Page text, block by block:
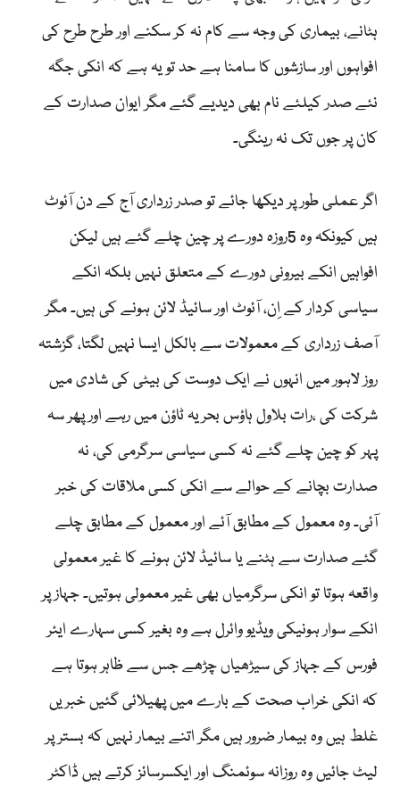
ہٹانے، بیماری کی وجہ سے کام نہ کر سکنے اور طرح طرح کی
افواہوں اور سازشوں کا سامنا ہے حد تو یہ ہے کہ انکی جگہ
نئے صدر کیلئے نام بھی دیدیے گئے مگر ایوان صدارت کے
کان پر جوں تک نہ رینگی۔
اگر عملی طور پر دیکھا جائے تو صدر زرداری آج کے دن آئوٹ
ہیں کیونکہ وہ 5روزہ دورے پر چین چلے گئے ہیں لیکن
افواہیں انکے بیرونی دورے کے متعلق نہیں بلکہ انکے
سیاسی کردار کے اِن، آئوٹ اور سائیڈ لائن ہونے کی ہیں۔ مگر
آصف زرداری کے معمولات سے بالکل ایسا نہیں لگتا، گزشتہ
روز لاہور میں انہوں نے ایک دوست کی بیٹی کی شادی میں
شرکت کی ،رات بلاول ہاؤس بحریہ ٹاؤن میں رہے اور پھر سہ
پہر کو چین چلے گئے نہ کسی سیاسی سرگرمی کی، نہ
صدارت بچانے کے حوالے سے انکی کسی ملاقات کی خبر
آئی۔ وہ معمول کے مطابق آئے اور معمول کے مطابق چلے
گئے صدارت سے ہٹنے یا سائیڈ لائن ہونے کا غیر معمولی
واقعہ ہوتا تو انکی سرگرمیاں بھی غیر معمولی ہوتیں۔ جہاز پر
انکے سوار ہونیکی ویڈیو وائرل ہے وہ بغیر کسی سہارے ایئر
فورس کے جہاز کی سیڑھیاں چڑھے جس سے ظاہر ہوتا ہے
کہ انکی خراب صحت کے بارے میں پھیلائی گئیں خبریں
غلط ہیں وہ بیمار ضرور ہیں مگر اتنے بیمار نہیں کہ بستر پر
لیٹ جائیں وہ روزانہ سوئمنگ اور ایکسرسائز کرتے ہیں ڈاکٹر